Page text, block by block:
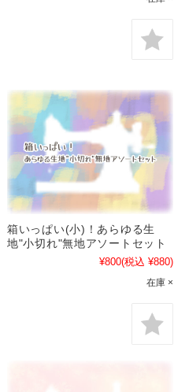
箱いっぱい(小)！あらゆる生
地"小切れ"無地アソートセット
¥800(税込 ¥880)
在庫 ×